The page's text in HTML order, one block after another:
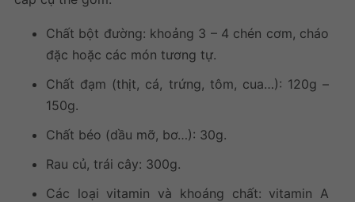
Chất bột đường: khoảng 3 – 4 chén cơm, cháo
đặc hoặc các món tương tự.
Chất đạm (thịt, cá, trứng, tôm, cua…): 120g –
150g.
Chất béo (dầu mỡ, bơ…): 30g.
Rau củ, trái cây: 300g.
Các loại vitamin và khoáng chất: vitamin A